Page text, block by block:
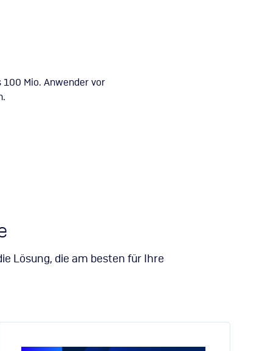
Mio. Anwender vor
Lösung, die am besten für Ihre